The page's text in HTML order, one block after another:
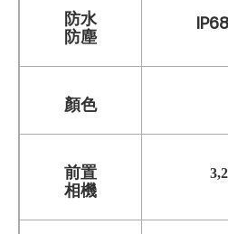
防水
防塵
顏色
前置
相機